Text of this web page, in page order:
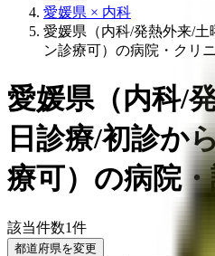
愛媛県 × 内科
愛媛県（内科/発熱外来/土
ン診療可）の病院・クリ
愛媛県（内科/
日診療/初診か
療可） の病院
該当件数1件
都道府県を変更